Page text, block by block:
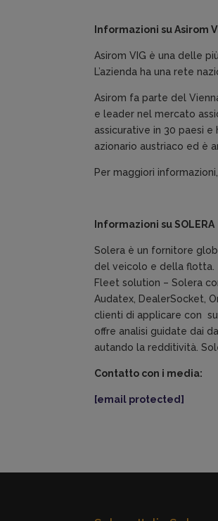
Informazioni su Asirom
Asirom VIG è una delle
L’azienda ha una rete
Asirom fa parte del
e leader nel mercato
assicurative in 30 paesi
azionario austriaco ed è
Per maggiori
Informazioni su SOLERA
Solera è un fornitore
del veicolo e della flotta.
Fleet solution – Solera
Audatex, DealerSocket,
clienti di applicare con
offre analisi guidate dai
autando la redditività.
Contatto con i media:
[email protected]